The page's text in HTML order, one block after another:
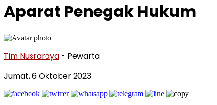
Aparat Penegak Hukum
Tim Nusraraya - Pewarta
Jumat, 6 Oktober 2023